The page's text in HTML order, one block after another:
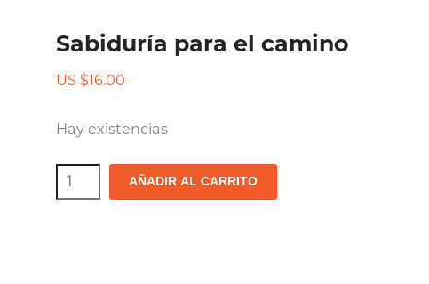
Sabiduría para el camino
US $16.00
Hay existencias
Sabiduría
para
AÑADIR AL CARRITO